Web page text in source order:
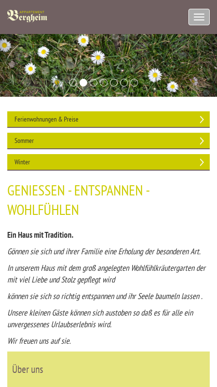
Ferienwohnungen & Preise
Sommer
Winter
GENIESSEN - ENTSPANNEN -
WOHLFÜHLEN
Ein Haus mit Tradition.
Gönnen sie sich und ihrer Familie eine Erholung der besonderen Art.
In unserem Haus mit dem groß angelegten Wohlfühlkräutergarten der
mit viel Liebe und Stolz gepflegt wird
können sie sich so richtig entspannen und ihr Seele baumeln lassen .
Unsere kleinen Gäste können sich austoben so daß es für alle ein
unvergessenes Urlaubserlebnis wird.
Wir freuen uns auf sie.
Über uns